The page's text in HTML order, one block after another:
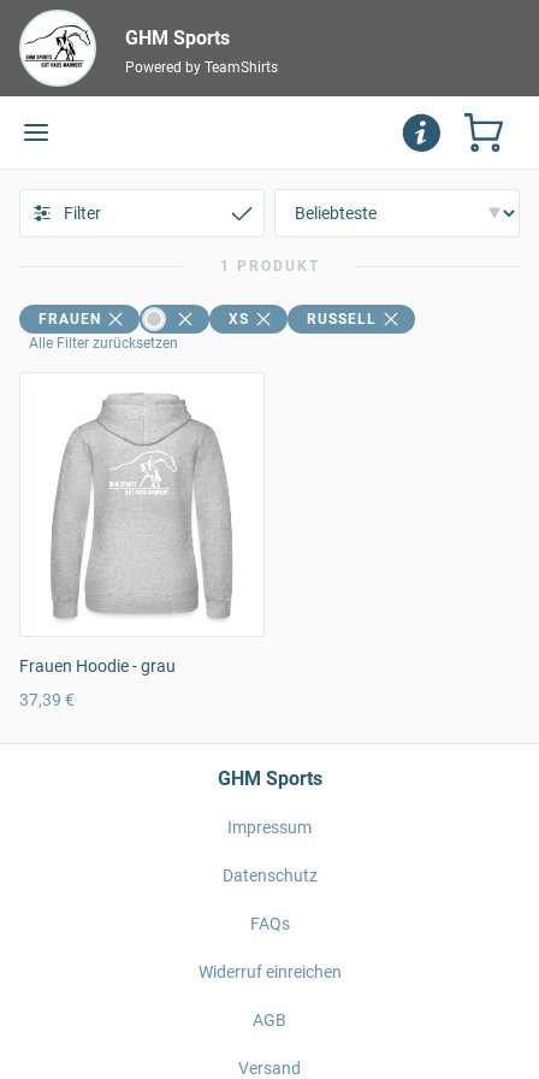
GHM Sports
Powered by TeamShirts
Filter
1 PRODUKT
FRAUEN XS
RUSSELL
Alle Filter zurücksetzen
Frauen Hoodie - grau
37,39 €
GHM Sports
Impressum
Datenschutz
FAQs
Widerruf einreichen
AGB
Versand